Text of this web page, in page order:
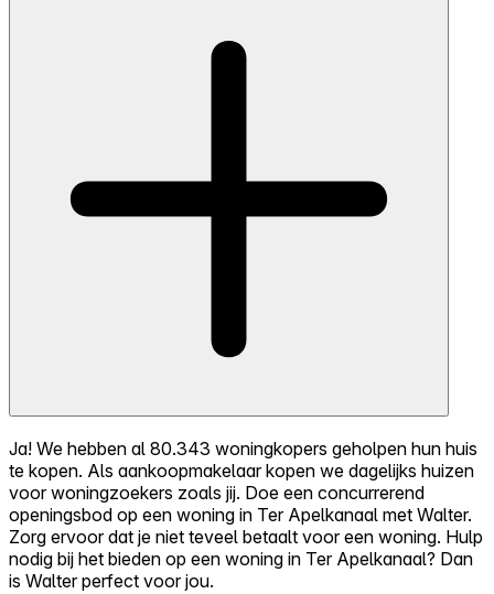
Ja! We hebben al 80.343 woningkopers geholpen hun huis
te kopen. Als aankoopmakelaar kopen we dagelijks huizen
voor woningzoekers zoals jij. Doe een concurrerend
openingsbod op een woning in Ter Apelkanaal met Walter.
Zorg ervoor dat je niet teveel betaalt voor een woning. Hulp
nodig bij het bieden op een woning in Ter Apelkanaal? Dan
is Walter perfect voor jou.